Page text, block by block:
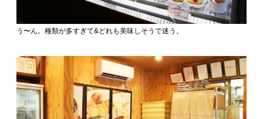
う〜ん。種類が多すぎて&どれも美味しそうで迷う。